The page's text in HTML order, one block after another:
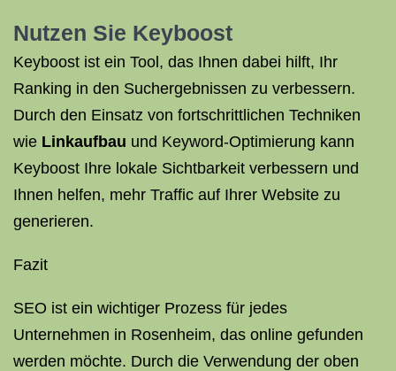
Nutzen Sie Keyboost
Keyboost ist ein Tool, das Ihnen dabei hilft, Ihr
Ranking in den Suchergebnissen zu verbessern.
Durch den Einsatz von fortschrittlichen Techniken
wie Linkaufbau und Keyword-Optimierung kann
Keyboost Ihre lokale Sichtbarkeit verbessern und
Ihnen helfen, mehr Traffic auf Ihrer Website zu
generieren.
Fazit
SEO ist ein wichtiger Prozess für jedes
Unternehmen in Rosenheim, das online gefunden
werden möchte. Durch die Verwendung der oben